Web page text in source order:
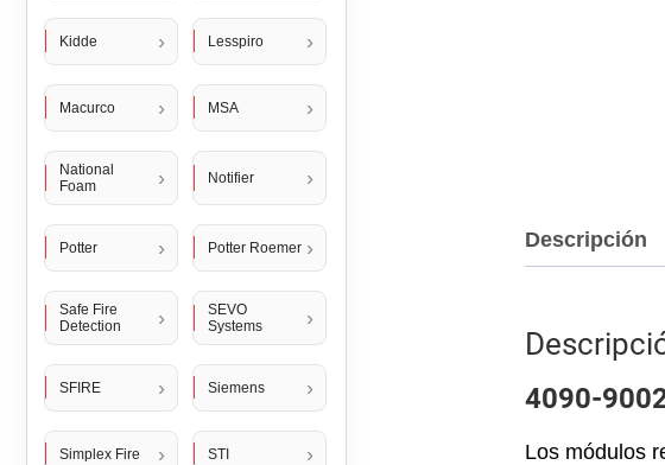
Descripción
4090-
Los módulos
Kidde Lesspiro
Macurco MSA
National
Foam
Notifier
Potter Potter Roemer
Safe Fire
Detection
SEVO
Systems
SFIRE Siemens
Simplex Fire STI